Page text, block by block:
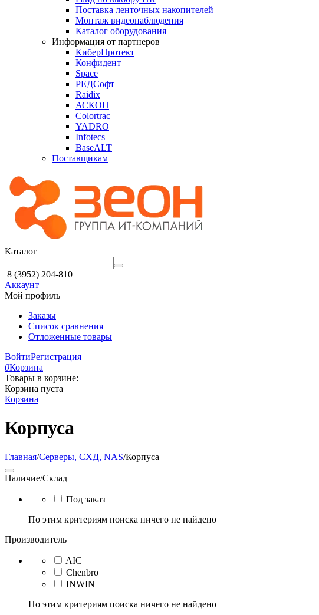
Поставка ленточных накопителей
Монтаж видеонаблюдения
Каталог оборудования
Информация от партнеров
КиберПротект
Конфидент
Space
РЕДСофт
Raidix
АСКОН
Colortrac
YADRO
Infotecs
BaseALT
Поставщикам
Каталог
8 (3952) 204-810
Аккаунт
Мой профиль
Заказы
Список сравнения
Отложенные товары
ВойтиРегистрация
0Корзина
Товары в корзине:
Корзина пуста
Корзина
Корпуса
Главная/Серверы, СХД, NAS/Корпуса
Наличие/Склад
Под заказ
По этим критериям поиска ничего не найдено
Производитель
AIC
Chenbro
INWIN
По этим критериям поиска ничего не найдено